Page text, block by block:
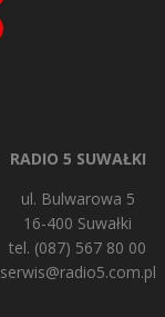
RADIO 5 SUWAŁKI
ul. Bulwarowa 5
16-400 Suwałki
tel. (087) 567 80 00
serwis@radio5.com.pl